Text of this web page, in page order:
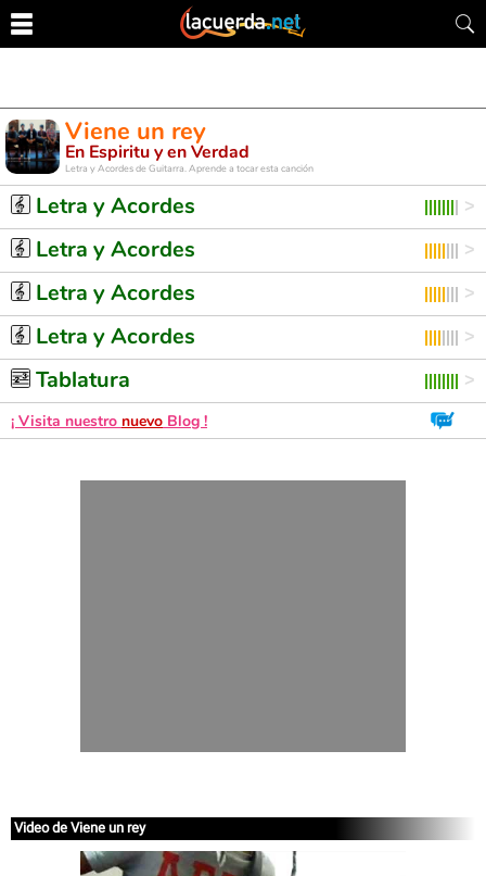
Viene un rey
En Espiritu y en Verdad
Letra y Acordes de Guitarra. Aprende a tocar esta canción
Letra y Acordes
Letra y Acordes
Letra y Acordes
Letra y Acordes
Tablatura
¡ Visita nuestro nuevo Blog !
Video de Viene un rey